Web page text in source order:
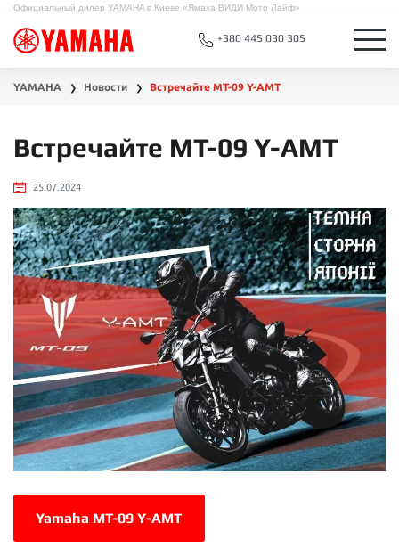
Официальный дилер YAMAHA в Киеве «Ямаха ВИДИ Мото Лайф»
+380 445 030 305
YAMAHA ❯ Новости ❯ Встречайте MT-09 Y-AMT
Встречайте MT-09 Y-AMT
25.07.2024
Yamaha MT-09 Y-AMT